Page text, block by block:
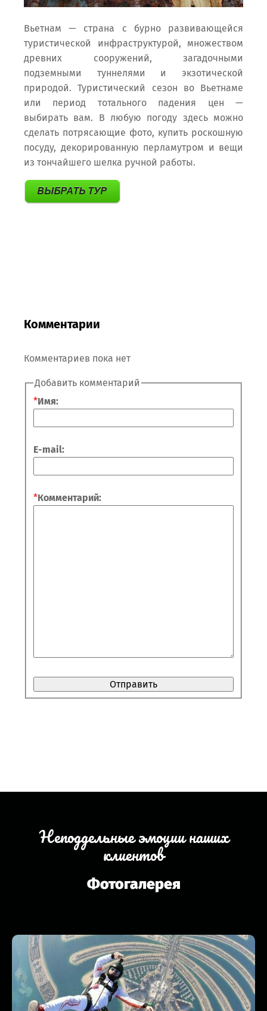
Вьетнам — страна с бурно развивающейся
туристической инфраструктурой, множеством
древних сооружений, загадочными
подземными туннелями и экзотической
природой. Туристический сезон во Вьетнаме
или период тотального падения цен —
выбирать вам. В любую погоду здесь можно
сделать потрясающие фото, купить роскошную
посуду, декорированную перламутром и вещи
из тончайшего шелка ручной работы.
Комментарии
Комментариев пока нет
Добавить комментарий
*Имя:
E-mail:
*Комментарий:
Неподдельные эмоции наших
клиентов
Фотогалерея